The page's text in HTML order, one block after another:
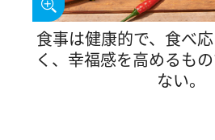
食事は健康的で、食べ
く、幸福感を高めるも
ない。